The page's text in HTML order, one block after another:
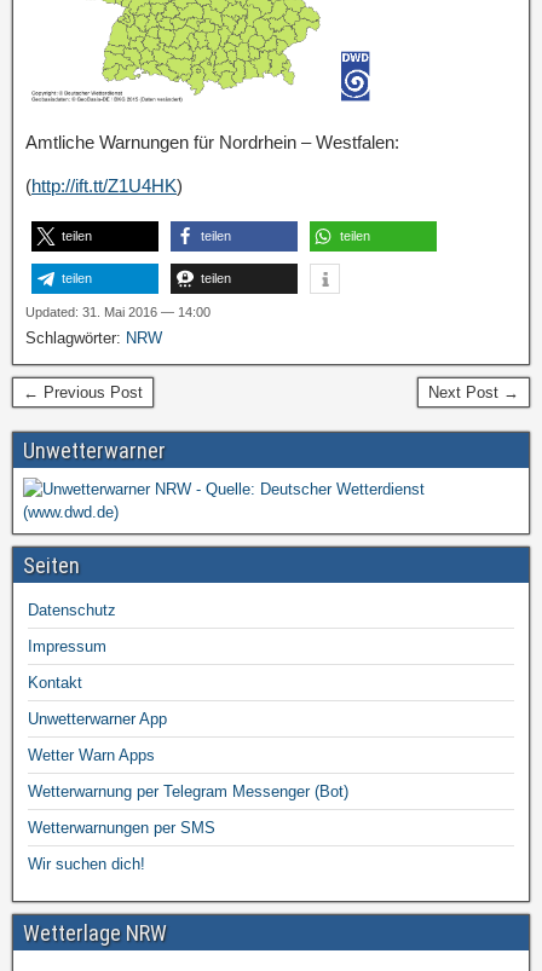
Amtliche Warnungen für Nordrhein – Westfalen:
(http://ift.tt/Z1U4HK)
teilen teilen teilen
teilen teilen
Updated: 31. Mai 2016 — 14:00
Schlagwörter: NRW
← Previous Post Next Post →
Unwetterwarner
Seiten
Datenschutz
Impressum
Kontakt
Unwetterwarner App
Wetter Warn Apps
Wetterwarnung per Telegram Messenger (Bot)
Wetterwarnungen per SMS
Wir suchen dich!
Wetterlage NRW